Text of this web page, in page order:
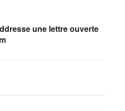
une lettre ouverte